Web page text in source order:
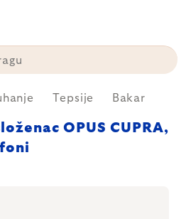
Tepsije Bakar
OPUS CUPRA,